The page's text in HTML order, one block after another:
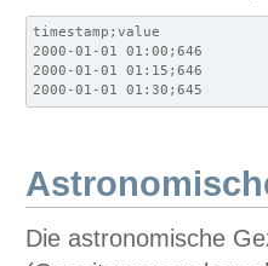
timestamp;value
2000-01-01 01:00;646
2000-01-01 01:15;646
2000-01-01 01:30;645
Die astronomische